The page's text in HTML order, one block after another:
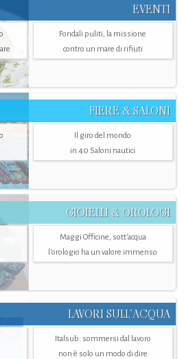
EVENTI
Fondali puliti, la missione
contro un mare di rifiuti
FIERE & SALONI
Il giro del mondo
in 40 Saloni nautici
GIOIELLI & OROLOGI
Maggi Officine, sott’acqua
l'orologio ha un valore immenso
LAVORI SULL’ACQUA
Italsub: sommersi dal lavoro
non è solo un modo di dire